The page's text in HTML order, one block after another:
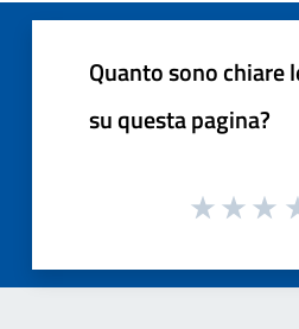
Quanto sono chiare
su questa pagina?